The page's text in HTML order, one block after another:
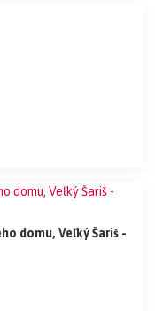
domu, Veľký Šariš -